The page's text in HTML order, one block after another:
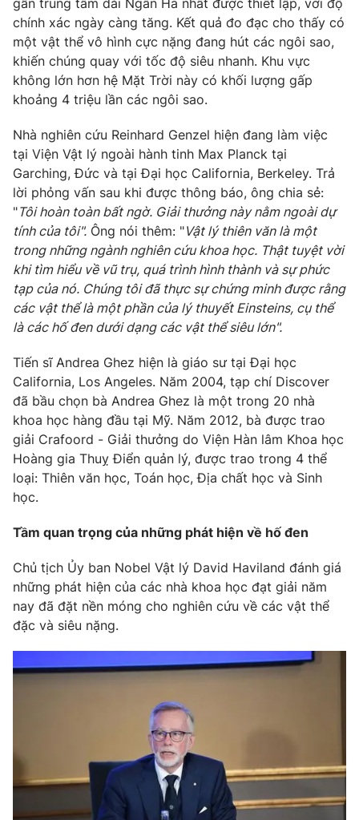
gần trung tâm dải Ngân Hà nhất được thiết lập, với độ
chính xác ngày càng tăng. Kết quả đo đạc cho thấy có
một vật thể vô hình cực nặng đang hút các ngôi sao,
khiến chúng quay với tốc độ siêu nhanh. Khu vực
không lớn hơn hệ Mặt Trời này có khối lượng gấp
khoảng 4 triệu lần các ngôi sao.
Nhà nghiên cứu Reinhard Genzel hiện đang làm việc
tại Viện Vật lý ngoài hành tinh Max Planck tại
Garching, Đức và tại Đại học California, Berkeley. Trả
lời phỏng vấn sau khi được thông báo, ông chia sẻ:
"Tôi hoàn toàn bất ngờ. Giải thưởng này nằm ngoài dự
tính của tôi". Ông nói thêm: "Vật lý thiên văn là một
trong những ngành nghiên cứu khoa học. Thật tuyệt vời
khi tìm hiểu về vũ trụ, quá trình hình thành và sự phức
tạp của nó. Chúng tôi đã thực sự chứng minh được rằng
các vật thể là một phần của lý thuyết Einsteins, cụ thể
là các hố đen dưới dạng các vật thể siêu lớn".
Tiến sĩ Andrea Ghez hiện là giáo sư tại Đại học
California, Los Angeles. Năm 2004, tạp chí Discover
đã bầu chọn bà Andrea Ghez là một trong 20 nhà
khoa học hàng đầu tại Mỹ. Năm 2012, bà được trao
giải Crafoord - Giải thưởng do Viện Hàn lâm Khoa học
Hoàng gia Thuỵ Điển quản lý, được trao trong 4 thể
loại: Thiên văn học, Toán học, Địa chất học và Sinh
học.
Tầm quan trọng của những phát hiện về hố đen
Chủ tịch Ủy ban Nobel Vật lý David Haviland đánh giá
những phát hiện của các nhà khoa học đạt giải năm
nay đã đặt nền móng cho nghiên cứu về các vật thể
đặc và siêu nặng.